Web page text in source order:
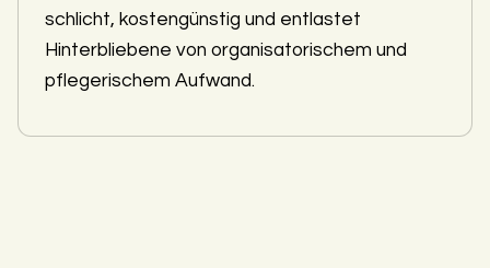
schlicht, kostengünstig und entlastet
Hinterbliebene von organisatorischem und
pflegerischem Aufwand.